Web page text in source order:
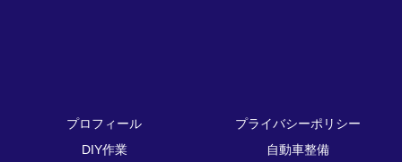
プロフィール
プライバシーポリシー
DIY作業
自動車整備